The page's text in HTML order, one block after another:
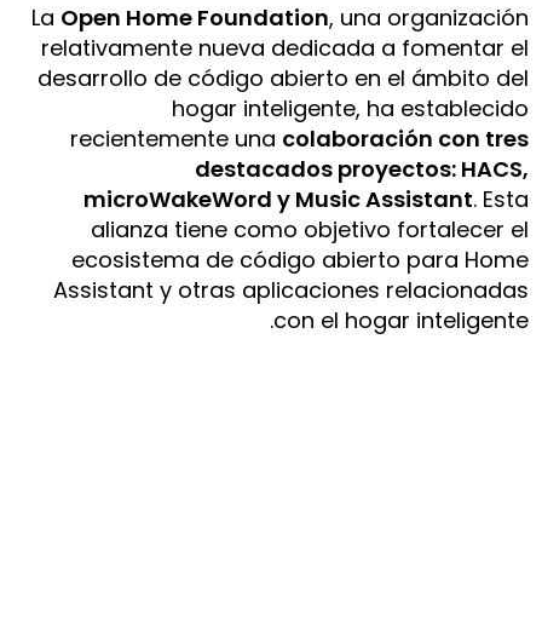
La Open Home Foundation, una organización
relativamente nueva dedicada a fomentar el
desarrollo de código abierto en el ámbito del
hogar inteligente, ha establecido
recientemente una colaboración con tres
destacados proyectos: HACS,
microWakeWord y Music Assistant. Esta
alianza tiene como objetivo fortalecer el
ecosistema de código abierto para Home
Assistant y otras aplicaciones relacionadas
con el hogar inteligente.